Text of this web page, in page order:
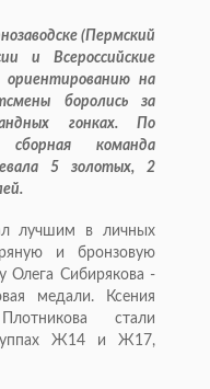
(Пермский
и Всероссийские
ориентированию на
боролись за
гонках. По
сборная команда
5 золотых, 2
лучшим в личных
и бронзовую
Олега Сибирякова -
медали. Ксения
стали
Ж14 и Ж17,